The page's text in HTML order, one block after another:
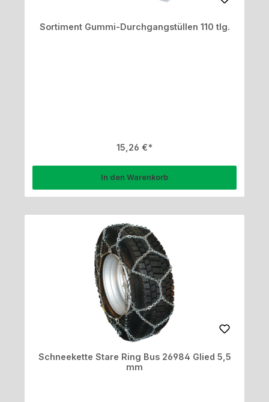
Sortiment Gummi-Durchgangstüllen 110 tlg.
Regulärer Preis:
15,26 €
In den Warenkorb
Schneekette Stare Ring Bus 26984 Glied 5,5
mm